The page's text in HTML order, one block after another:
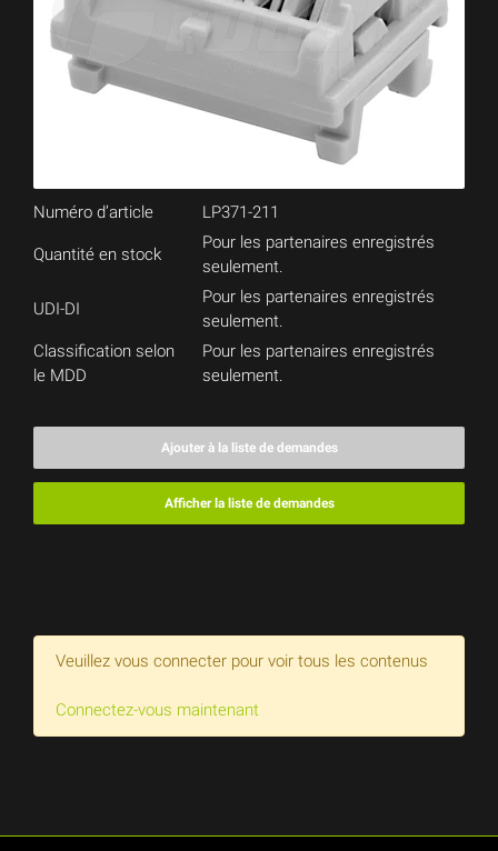
Numéro d’article LP371-211
Quantité en stock
Pour les partenaires enregistrés
seulement.
UDI-DI
Pour les partenaires enregistrés
seulement.
Classification selon
le MDD
Pour les partenaires enregistrés
seulement.
Ajouter à la liste de demandes
Afficher la liste de demandes
Veuillez vous connecter pour voir tous les contenus
Connectez-vous maintenant